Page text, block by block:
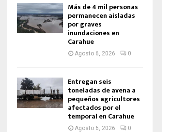
Más de 4 mil personas
permanecen aisladas
por graves
inundaciones en
Carahue
Agosto 6, 2026 0
Entregan seis
toneladas de avena a
pequeños agricultores
afectados por el
temporal en Carahue
Agosto 6, 2026 0